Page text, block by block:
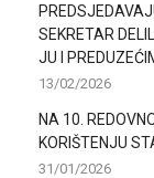
SEKRETAR
JU I
13/02/2026
NA 10.
KORIŠTENJU
31/01/2026